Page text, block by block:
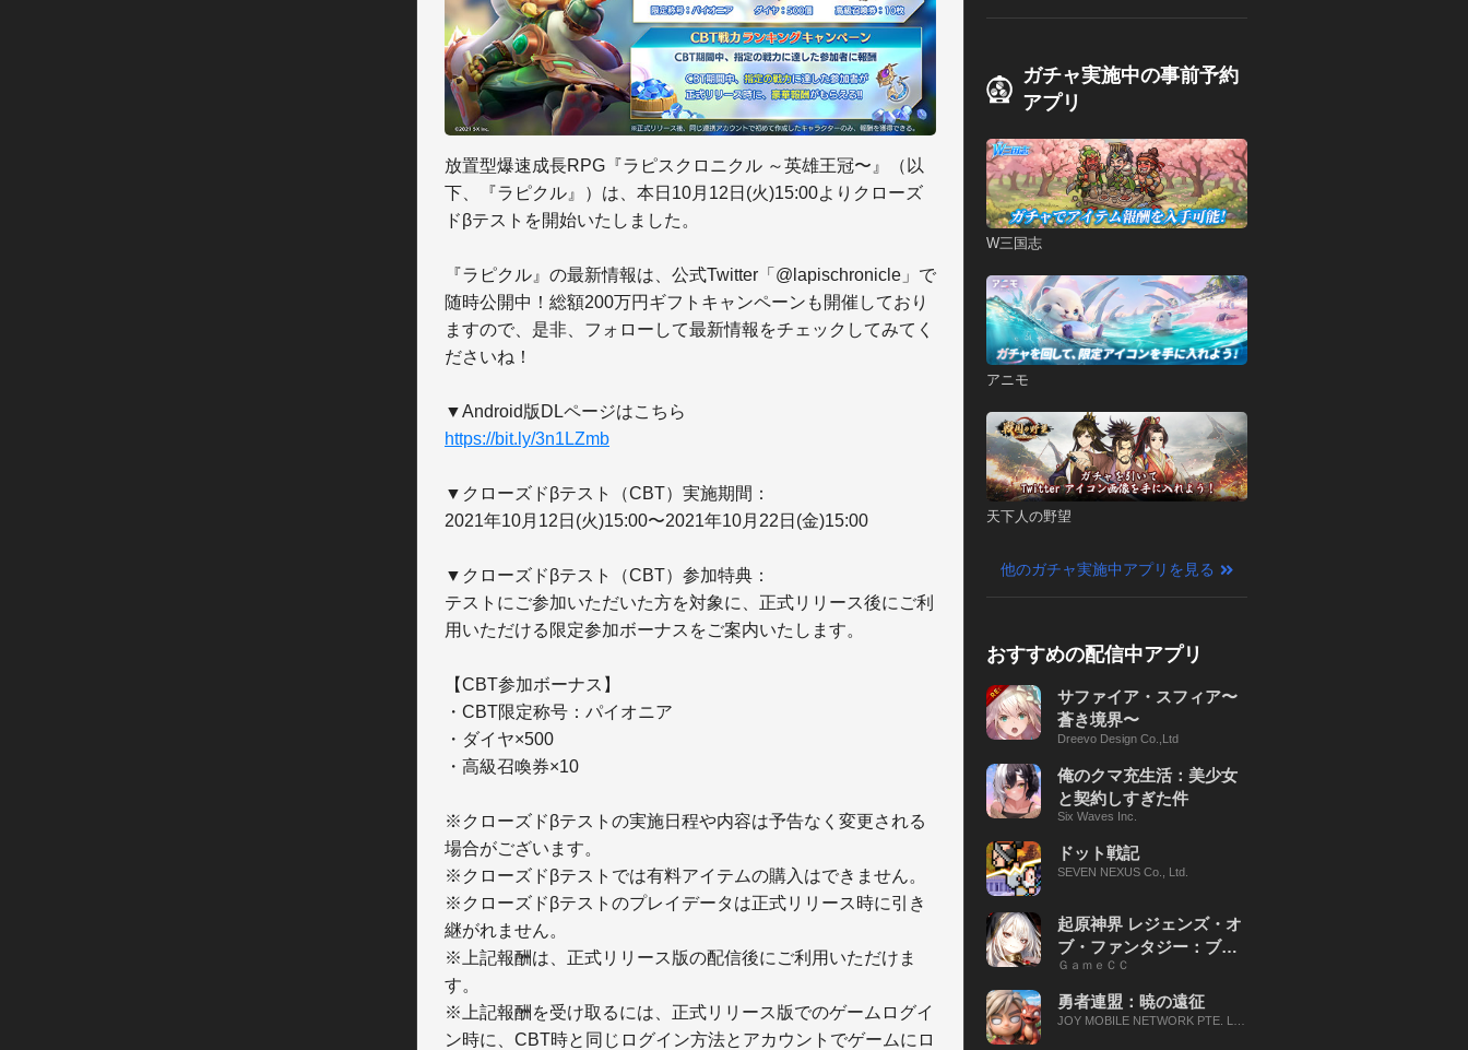
放置型爆速成長RPG『ラピスクロニクル ～英雄王冠〜』（以
下、『ラピクル』）は、本日10月12日(火)15:00よりクローズ
ドβテストを開始いたしました。
『ラピクル』の最新情報は、公式Twitter「@lapischronicle」で
随時公開中！総額200万円ギフトキャンペーンも開催しており
ますので、是非、フォローして最新情報をチェックしてみてく
ださいね！
https://bit.ly/3n1LZmb
▼クローズドβテスト（CBT）実施期間：
2021年10月12日(火)15:00〜2021年10月22日(金)15:00
▼クローズドβテスト（CBT）参加特典：
テストにご参加いただいた方を対象に、正式リリース後にご利
用いただける限定参加ボーナスをご案内いたします。
【CBT参加ボーナス】
・CBT限定称号：パイオニア
・ダイヤ×500
・高級召喚券×10
※クローズドβテストの実施日程や内容は予告なく変更される
場合がございます。
※クローズドβテストでは有料アイテムの購入はできません。
※クローズドβテストのプレイデータは正式リリース時に引き
継がれません。
※上記報酬は、正式リリース版の配信後にご利用いただけま
す。
※上記報酬を受け取るには、正式リリース版でのゲームログイ
ン時に、CBT時と同じログイン方法とアカウントでゲームにロ
ガチャ実施中の事前予約
アプリ
W三国志
アニモ
天下人の野望
他のガチャ実施中アプリを見る
おすすめの配信中アプリ
サファイア・スフィア〜
蒼き境界〜
Dreevo Design Co.,Ltd
俺のクマ充生活：美少女
と契約しすぎた件
Six Waves Inc.
ドット戦記
SEVEN NEXUS Co., Ltd.
起原神界 レジェンズ・オ
ブ・ファンタジー：ブレ
イブ X
ＧａｍｅＣＣ
勇者連盟：暁の遠征
JOY MOBILE NETWORK PTE. LT